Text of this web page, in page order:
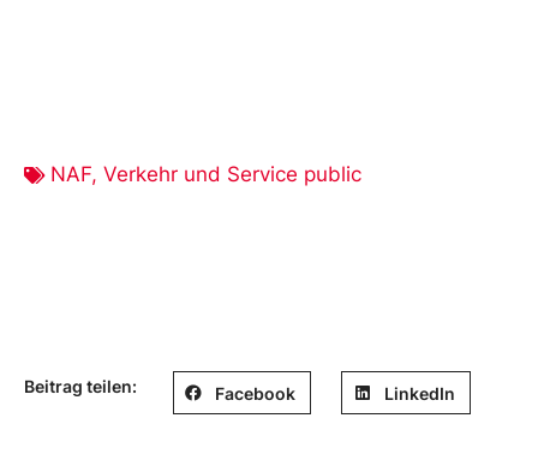
NAF, Verkehr und Service public
Beitrag teilen: Facebook LinkedIn